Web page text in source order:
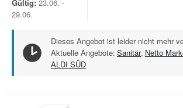
Gültig: 23.06. -
29.06.
Dieses Angebot ist leider nicht mehr
Aktuelle Angebote: Sanitär, Netto
ALDI SÜD